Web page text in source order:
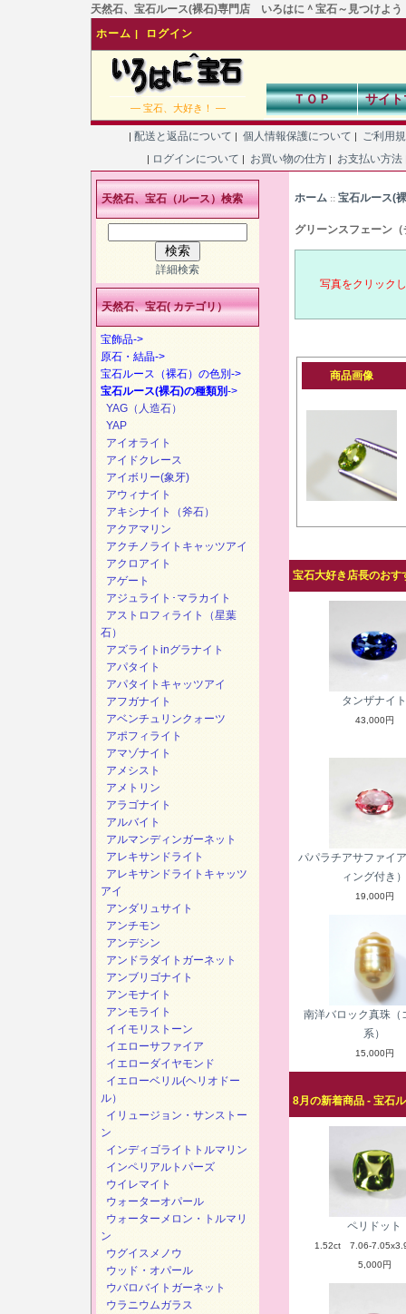
天然石、宝石ルース(裸石)専門店 いろはに＾宝石～見つけよ
ホーム | ログイン
― 宝石、大好き！ ―
ＴＯＰ サイ
| 配送と返品について | 個人情報保護について | ご利用
| ログインについて | お買い物の仕方 | お支払い方法
ホーム :: 宝石ルース(
グリーンスフェーン
写真をクリック
商品画像
宝石大好き店長のおす
タンザナイト
43,000円
パパラチアサファイ
ィング付き）
19,000円
南洋バロック真珠（
系）
15,000円
8月の新着商品 - 宝石
ペリドット
1.52ct 7.06-
5,000円
天然石、宝石（ルース）検索
詳細検索
天然石、宝石( カテゴリ）
宝飾品->
原石・結晶->
宝石ルース（裸石）の色別->
宝石ルース(裸石)の種類別->
YAG（人造石）
YAP
アイオライト
アイドクレース
アイボリー(象牙)
アウィナイト
アキシナイト（斧石）
アクアマリン
アクチノライトキャッツアイ
アクロアイト
アゲート
アジュライト･マラカイト
アストロフィライト（星葉
石）
アズライトinグラナイト
アパタイト
アパタイトキャッツアイ
アフガナイト
アベンチュリンクォーツ
アポフィライト
アマゾナイト
アメシスト
アメトリン
アラゴナイト
アルバイト
アルマンディンガーネット
アレキサンドライト
アレキサンドライトキャッツ
アイ
アンダリュサイト
アンチモン
アンデシン
アンドラダイトガーネット
アンブリゴナイト
アンモナイト
アンモライト
イイモリストーン
イエローサファイア
イエローダイヤモンド
イエローベリル(ヘリオドー
ル）
イリュージョン・サンストー
ン
インディゴライトトルマリン
インペリアルトパーズ
ウイレマイト
ウォーターオパール
ウォーターメロン・トルマリ
ン
ウグイスメノウ
ウッド・オパール
ウバロバイトガーネット
ウラニウムガラス